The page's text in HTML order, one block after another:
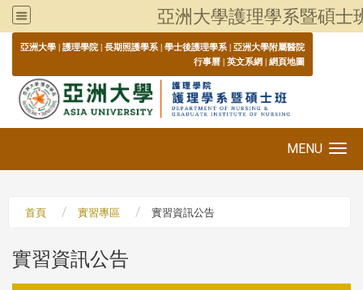
亞洲大學護理學系暨碩士
亞洲大學 | 護理學院 | 長期照護學系 | 學士後護理學系 | 亞洲大學附屬醫院
行事曆 | 英文系網 | 網頁地圖
MENU
首頁 實習專區 實習資訊公告
實習資訊公告